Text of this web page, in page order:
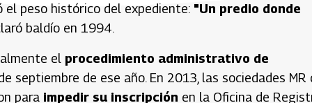
el peso histórico del expediente: "Un predio donde
baldío en 1994.
el procedimiento administrativo de
septiembre de ese año. En 2013, las sociedades MR
para impedir su inscripción en la Oficina de